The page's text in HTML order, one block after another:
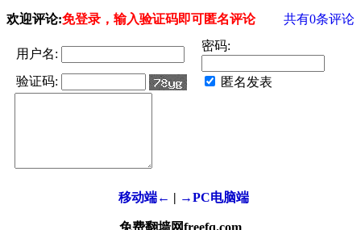
欢迎评论:免登录，输入验证码即可匿名评论 共有0条评论
用户名:
密码:
验证码: 匿名发表
移动端← | →PC电脑端